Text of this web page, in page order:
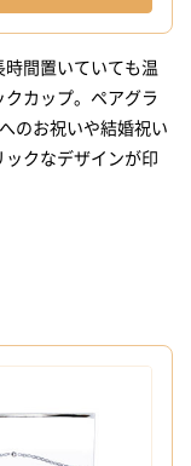
間置いていても温
カップ。ペアグラ
のお祝いや結婚祝い
クなデザインが印